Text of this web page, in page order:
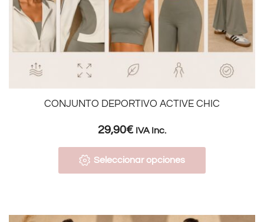
CONJUNTO DEPORTIVO ACTIVE CHIC
29,90€ IVA Inc.
Seleccionar opciones